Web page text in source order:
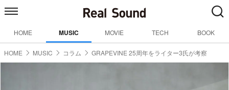
HOME MUSIC MOVIE TECH BOOK
HOME MUSIC コラム GRAPEVINE 25周年をライター3氏が考察